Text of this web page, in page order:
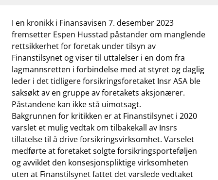
notifications_none Abonner på nyhetsvarsel
I en kronikk i Finansavisen 7. desember 2023
fremsetter Espen Husstad påstander om manglende
rettsikkerhet for foretak under tilsyn av
Finanstilsynet og viser til uttalelser i en dom fra
lagmannsretten i forbindelse med at styret og daglig
leder i det tidligere forsikringsforetaket Insr ASA ble
saksøkt av en gruppe av foretakets aksjonærer.
Påstandene kan ikke stå uimotsagt.
Bakgrunnen for kritikken er at Finanstilsynet i 2020
varslet et mulig vedtak om tilbakekall av Insrs
tillatelse til å drive forsikringsvirksomhet. Varselet
medførte at foretaket solgte forsikringsporteføljen
og avviklet den konsesjonspliktige virksomheten
uten at Finanstilsynet fattet det varslede vedtaket